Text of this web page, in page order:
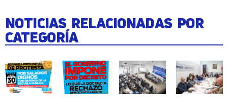
NOTICIAS RELACIONADAS POR
CATEGORÍA